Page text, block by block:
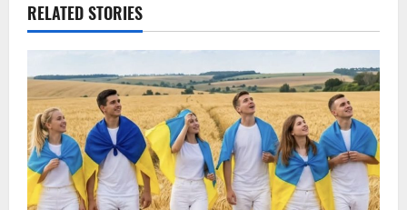
a
v
i
g
a
RELATED STORIES